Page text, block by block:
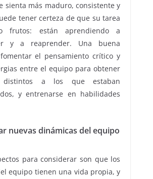
sienta más maduro, consistente y
tener certeza de que su tarea
frutos: están aprendiendo a
y a reaprender. Una buena
el pensamiento crítico y
entre el equipo para obtener
distintos a los que estaban
y entrenarse en habilidades
nuevas dinámicas del equipo
para considerar son que los
equipo tienen una vida propia, y